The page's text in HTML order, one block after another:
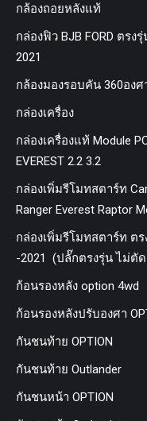
กล้องถอยหลังแท้
กล่องฟิว BJB FORD ตรงรุ่
2021
กล้องมองรอบคัน 360องศ
กล่องเครื่อง
กล่องเครื่องแท้ Module
EVEREST 2.2 3.2
กล่องเพิ่มรีโมทสตาร์ท
Ranger Everest Raptor
กล่องเพิ่มรีโมทสตาร์ท ตร
-2021 (ปลั๊กตรงรุ่น ไม่ตั
ก้อนรองหลัง option 4wd
ก้อนรองหลังปรับองศา
กันชนท้าย OPTION
กันชนท้าย Outlander
กันชนหน้า OPTION